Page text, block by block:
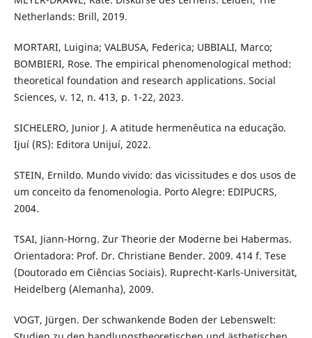
Netherlands: Brill, 2019.
MORTARI, Luigina; VALBUSA, Federica; UBBIALI, Marco;
BOMBIERI, Rose. The empirical phenomenological method:
theoretical foundation and research applications. Social
Sciences, v. 12, n. 413, p. 1-22, 2023.
SICHELERO, Junior J. A atitude hermenêutica na educação.
Ijuí (RS): Editora Unijuí, 2022.
STEIN, Ernildo. Mundo vivido: das vicissitudes e dos usos de
um conceito da fenomenologia. Porto Alegre: EDIPUCRS,
2004.
TSAI, Jiann-Horng. Zur Theorie der Moderne bei Habermas.
Orientadora: Prof. Dr. Christiane Bender. 2009. 414 f. Tese
(Doutorado em Ciências Sociais). Ruprecht-Karls-Universität,
Heidelberg (Alemanha), 2009.
VOGT, Jürgen. Der schwankende Boden der Lebenswelt: